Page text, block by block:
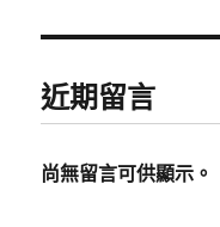
近期留言
尚無留言可供顯示。